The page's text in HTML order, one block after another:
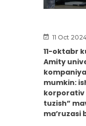
11 Oct
11-oktabr
Amity
mumkin:
korporativ
tuzish”
ma’ruzasi